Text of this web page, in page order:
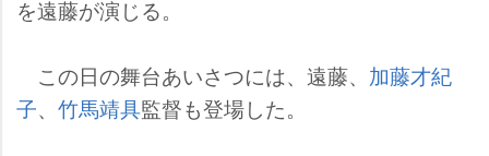
を遠藤が演じる。
この日の舞台あいさつには、遠藤、 加藤才紀
子、 竹馬靖具監督も登場した。